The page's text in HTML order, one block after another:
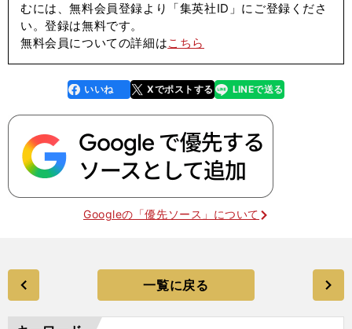
むには、無料会員登録より「集英社ID」にご登録くださ
い。登録は無料です。
無料会員についての詳細はこちら
faceboo
k
いいね Xでポストする
line LINEで送る
Googleの「優先ソース」について
一覧に戻る